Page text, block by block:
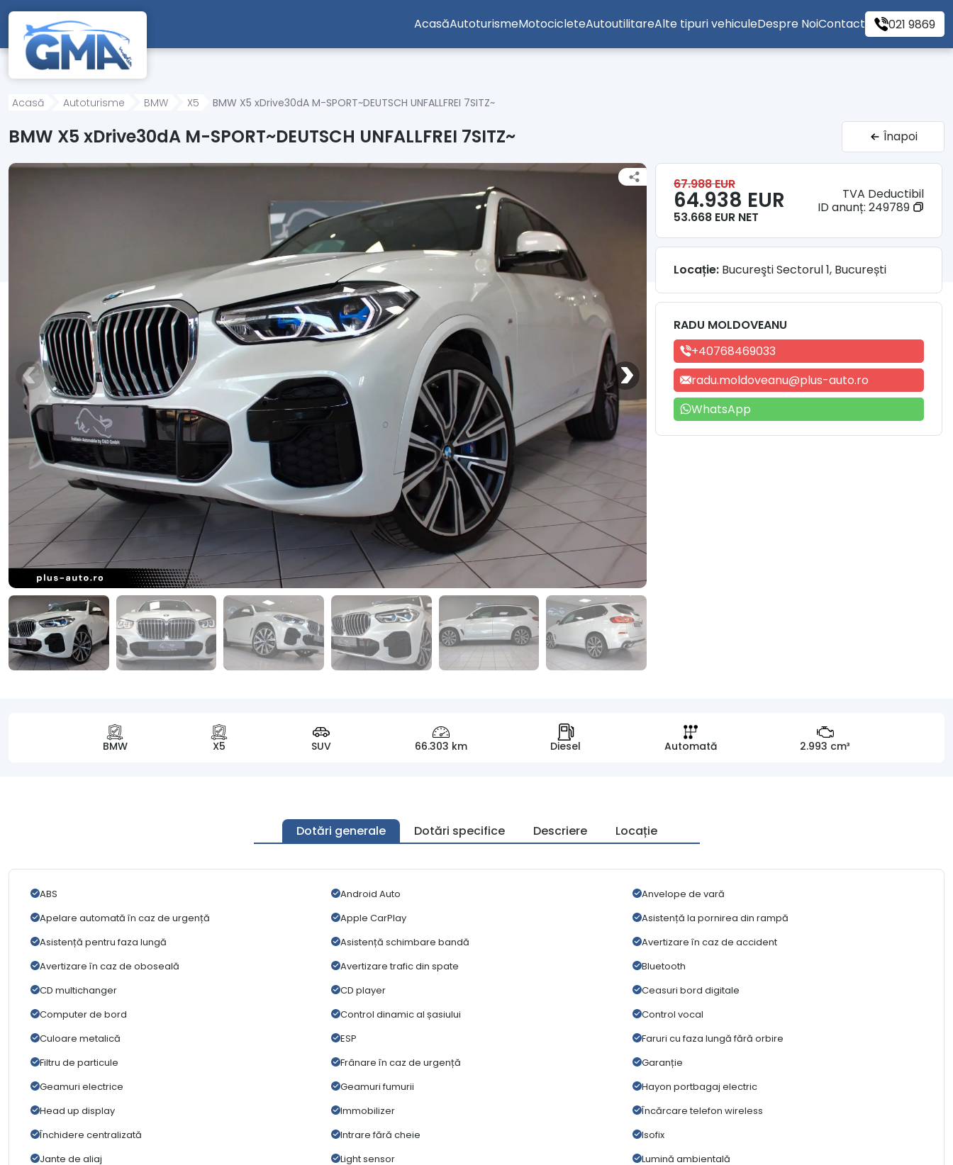
Mergi direct la conținutul principal
AcasăAutoturismeMotocicleteAutoutilitareAlte tipuri vehiculeDespre NoiContact 021 9869
Acasă Autoturisme BMW X5 BMW X5 xDrive30dA M-SPORT~DEUTSCH UNFALLFREI 7SITZ~
BMW X5 xDrive30dA M-SPORT~DEUTSCH UNFALLFREI 7SITZ~ Înapoi
BMW X5 SUV 66.303 km Diesel Automată 2.993 cm³
Dotări generale Dotări specifice Descriere Locație
ABS Android Auto
Anvelope de vară
Apelare automată în caz de urgență
Apple CarPlay
Asistență la pornirea din rampă
Asistență pentru faza lungă
Asistență schimbare bandă
Avertizare în caz de accident
Avertizare în caz de oboseală
Avertizare trafic din spate
Bluetooth
CD multichanger
CD player
Ceasuri bord digitale
Computer de bord
Control dinamic al șasiului
Control vocal
Culoare metalică
ESP
Faruri cu faza lungă fără orbire
Filtru de particule
Frânare în caz de urgență
Garanție
Geamuri electrice
Geamuri fumurii
Hayon portbagaj electric
Head up display
Immobilizer
Încărcare telefon wireless
Închidere centralizată
Intrare fără cheie
Isofix
Jante de aliaj
Light sensor
Lumină ambientală
67.988 EUR
64.938 EUR
53.668 EUR NET
TVA Deductibil
ID anunț: 249789
Locație: Bucureşti Sectorul 1, București
RADU MOLDOVEANU
+40768469033
radu.moldoveanu@plus-auto.ro
WhatsApp